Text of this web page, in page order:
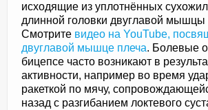
исходящие из уплотнённых
длинной головки двуглавой мышцы
Смотрите видео на YouTube,
двуглавой мышце плеча. Болевые
бицепсе часто возникают в
активности, например во время
ракеткой по мячу,
назад с разгибанием локтевого